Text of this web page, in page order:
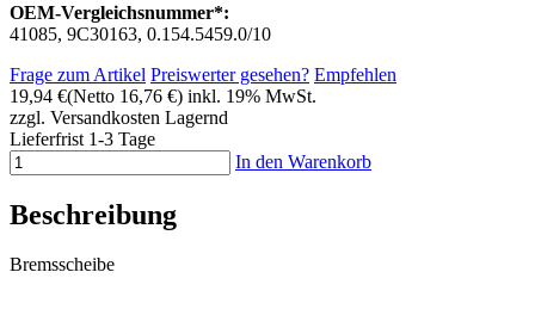
OEM-Vergleichsnummer*:
41085, 9C30163, 0.154.5459.0/10
Frage zum Artikel Preiswerter gesehen? Empfehlen
19,94 €(Netto 16,76 €) inkl. 19% MwSt.
zzgl. Versandkosten Lagernd
Lieferfrist 1-3 Tage
In den Warenkorb
Beschreibung
Bremsscheibe